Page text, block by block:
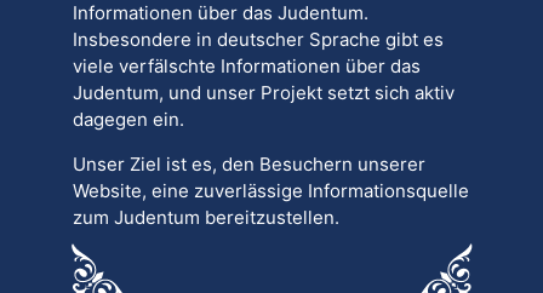
Informationen über das Judentum.
Insbesondere in deutscher Sprache gibt es
viele verfälschte Informationen über das
Judentum, und unser Projekt setzt sich aktiv
dagegen ein.
Unser Ziel ist es, den Besuchern unserer
Website, eine zuverlässige Informationsquelle
zum Judentum bereitzustellen.